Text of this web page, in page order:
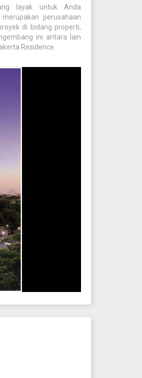
layak untuk Anda
perusahaan
di bidang properti,
ini antara lain
Residence.